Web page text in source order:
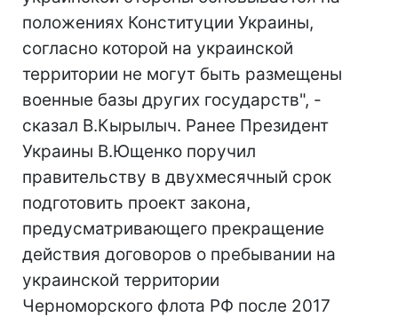
положениях Конституции Украины,
согласно которой на украинской
территории не могут быть размещены
военные базы других государств", -
сказал В.Кырылыч. Ранее Президент
Украины В.Ющенко поручил
правительству в двухмесячный срок
подготовить проект закона,
предусматривающего прекращение
действия договоров о пребывании на
украинской территории
Черноморского флота РФ после 2017